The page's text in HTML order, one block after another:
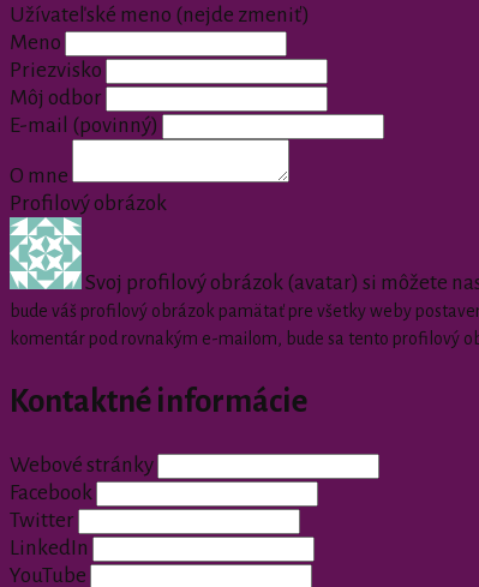
Užívateľské meno (nejde zmeniť)
Meno
Priezvisko
Môj odbor
E-mail
(povinný)
O mne
Profilový obrázok
Svoj profilový obrázok (avatar) si môžete
bude váš profilový obrázok pamätať pre všetky weby
komentár pod rovnakým e-mailom, bude sa tento profilový
Kontaktné informácie
Webové stránky
Facebook
Twitter
LinkedIn
YouTube